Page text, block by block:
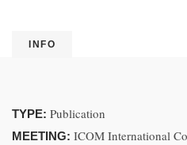
INFO
TYPE: Publication
MEETING: ICOM International